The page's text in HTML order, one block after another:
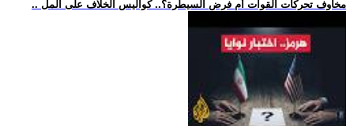
.. مخاوف تحركات القوات أم فرض السيطرة؟.. كواليس الخلاف على المل